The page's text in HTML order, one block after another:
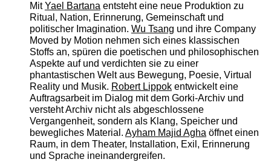
MitYael Bartanaentsteht eine neue Produktion zu
Ritual, Nation, Erinnerung, Gemeinschaft und
politischer Imagination. Wu Tsang und ihre Company
Moved by Motion nehmen sich eines klassischen
Stoffs an, spüren die poetischen und philosophischen
Aspekte auf und verdichten sie zu einer
phantastischen Welt aus Bewegung, Poesie, Virtual
Reality und Musik. Robert Lippokentwickelt eine
Auftragsarbeit im Dialog mit dem Gorki-Archiv und
versteht Archiv nicht als abgeschlossene
Vergangenheit, sondern als Klang, Speicher und
bewegliches Material. Ayham Majid Aghaöffnet einen
Raum, in dem Theater, Installation, Exil, Erinnerung
und Sprache ineinandergreifen.